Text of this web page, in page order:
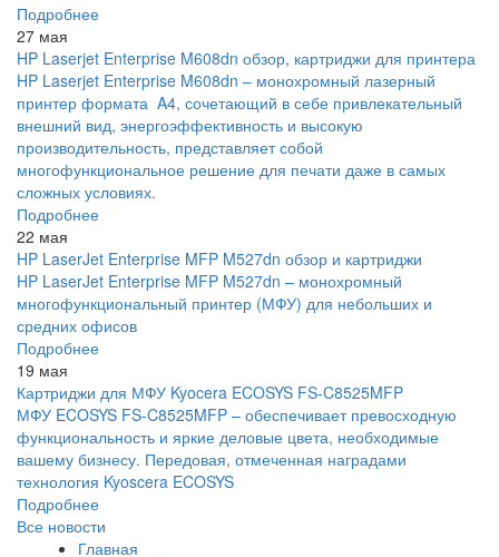
Подробнее
27 мая
HP Laserjet Enterprise M608dn обзор, картриджи для принтера
HP Laserjet Enterprise M608dn – монохромный лазерный
принтер формата A4, сочетающий в себе привлекательный
внешний вид, энергоэффективность и высокую
производительность, представляет собой
многофункциональное решение для печати даже в самых
сложных условиях.
Подробнее
22 мая
HP LaserJet Enterprise MFP M527dn обзор и картриджи
HP LaserJet Enterprise MFP M527dn – монохромный
многофункциональный принтер (МФУ) для небольших и
средних офисов
Подробнее
19 мая
Картриджи для МФУ Kyocera ECOSYS FS-C8525MFP
МФУ ECOSYS FS-C8525MFP – обеспечивает превосходную
функциональность и яркие деловые цвета, необходимые
вашему бизнесу. Передовая, отмеченная наградами
технология Kyoscera ECOSYS
Подробнее
Все новости
Главная